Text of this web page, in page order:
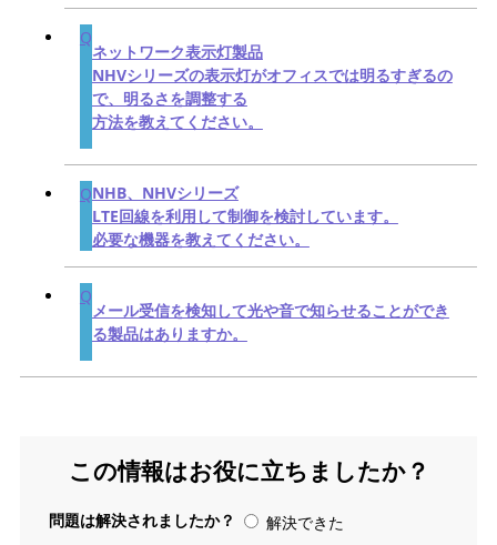
ネットワーク表示灯製品
NHVシリーズの表示灯がオフィスでは明るすぎるの
で、明るさを調整する
方法を教えてください。
NHB、NHVシリーズ
LTE回線を利用して制御を検討しています。
必要な機器を教えてください。
メール受信を検知して光や音で知らせることができ
る製品はありますか。
この情報はお役に立ちましたか？
問題は解決されましたか？
解決できた